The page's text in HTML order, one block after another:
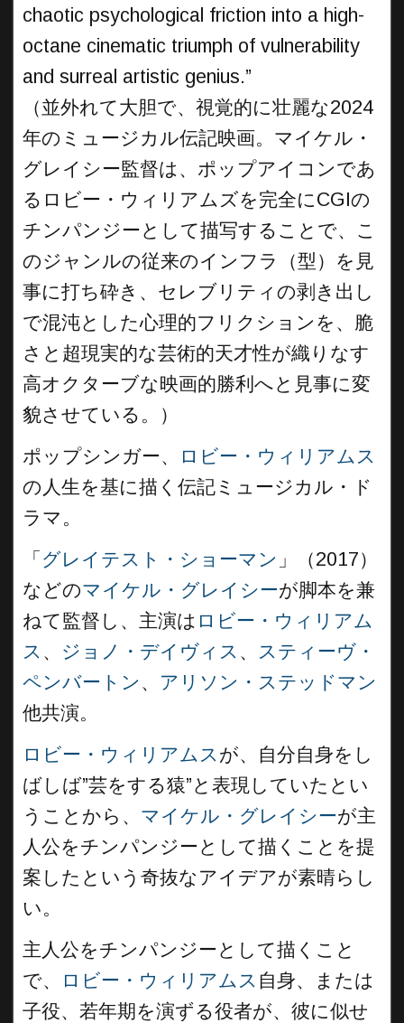
chaotic psychological friction into a high-
octane cinematic triumph of vulnerability
and surreal artistic genius.”
（並外れて大胆で、視覚的に壮麗な2024
年のミュージカル伝記映画。マイケル・
グレイシー監督は、ポップアイコンであ
るロビー・ウィリアムズを完全にCGIの
チンパンジーとして描写することで、こ
のジャンルの従来のインフラ（型）を見
事に打ち砕き、セレブリティの剥き出し
で混沌とした心理的フリクションを、脆
さと超現実的な芸術的天才性が織りなす
高オクターブな映画的勝利へと見事に変
貌させている。）
ポップシンガー、
ロビー・ウィリアムス
の人生を基に描く伝記ミュージカル・ド
ラマ。
「 グレイテスト・ショーマン 」（2017）
などのマイケル・グレイシーが脚本を兼
ねて監督し、主演は ロビー・ウィリアム
ス 、 ジョノ・デイヴィス 、
スティーヴ・
ペンバートン 、 アリソン・ステッドマン
他共演。
ロビー・ウィリアムス が、自分自身をし
ばしば”芸をする猿”と表現していたとい
うことから、 マイケル・グレイシーが主
人公をチンパンジーとして描くことを提
案したという奇抜なアイデアが素晴らし
い。
主人公をチンパンジーとして描くこと
で、
ロビー・ウィリアムス 自身、または
子役、若年期を演ずる役者が、彼に似せ